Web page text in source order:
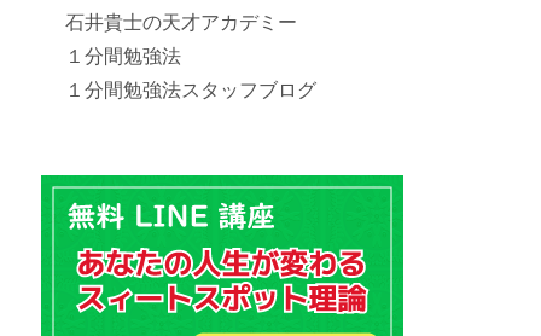
石井貴士の天才アカデミー
１分間勉強法
１分間勉強法スタッフブログ